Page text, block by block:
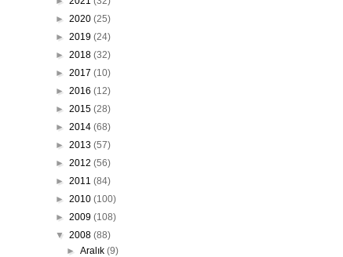
► 2020 (25)
► 2019 (24)
► 2018 (32)
► 2017 (10)
► 2016 (12)
► 2015 (28)
► 2014 (68)
► 2013 (57)
► 2012 (56)
► 2011 (84)
► 2010 (100)
► 2009 (108)
▼ 2008 (88)
►Aralık(9)